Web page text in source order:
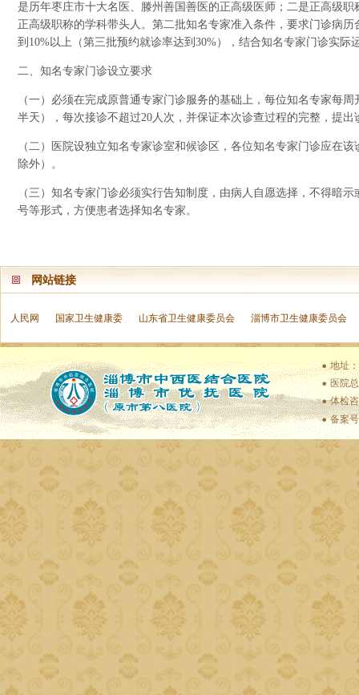
是历年枣庄市十大名医、滕州善国善医的正高级医师；二是正高级
正高级职称的学科带头人。第二批知名专家准入条件，要求门诊病
到10%以上（第三批预约就诊率达到30%），结合知名专家门诊实际
二、知名专家门诊设立要求
（一）必须在完成原普通专家门诊服务的基础上，每位知名专家每
半天），每次接诊不超过20人次，并保证本次诊查过程的完整，提出
（二）医院设独立知名专家诊室和候诊区，各位知名专家门诊应在
除外）。
（三）知名专家门诊必须实行告知制度，由病人自愿选择，不得暗
号等形式，方便患者选择知名专家。
网站链接
人民网 国家卫生健康委 山东省卫生健康委员会 淄博市卫生健康委员会
地址
医院
体检
备案